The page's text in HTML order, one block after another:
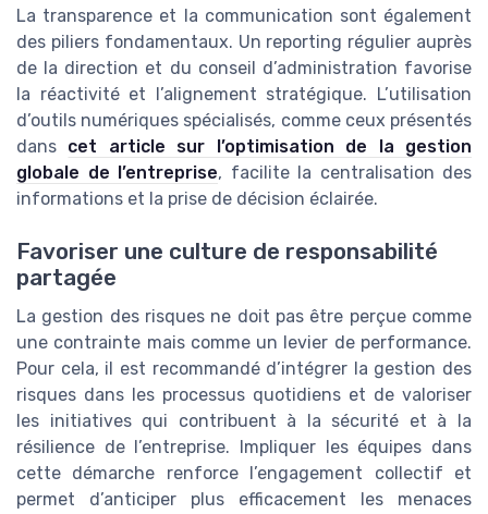
La transparence et la communication sont également
des piliers fondamentaux. Un reporting régulier auprès
de la direction et du conseil d’administration favorise
la réactivité et l’alignement stratégique. L’utilisation
d’outils numériques spécialisés, comme ceux présentés
dans cet article sur l’optimisation de la gestion
globale de l’entreprise, facilite la centralisation des
informations et la prise de décision éclairée.
Favoriser une culture de responsabilité
partagée
La gestion des risques ne doit pas être perçue comme
une contrainte mais comme un levier de performance.
Pour cela, il est recommandé d’intégrer la gestion des
risques dans les processus quotidiens et de valoriser
les initiatives qui contribuent à la sécurité et à la
résilience de l’entreprise. Impliquer les équipes dans
cette démarche renforce l’engagement collectif et
permet d’anticiper plus efficacement les menaces